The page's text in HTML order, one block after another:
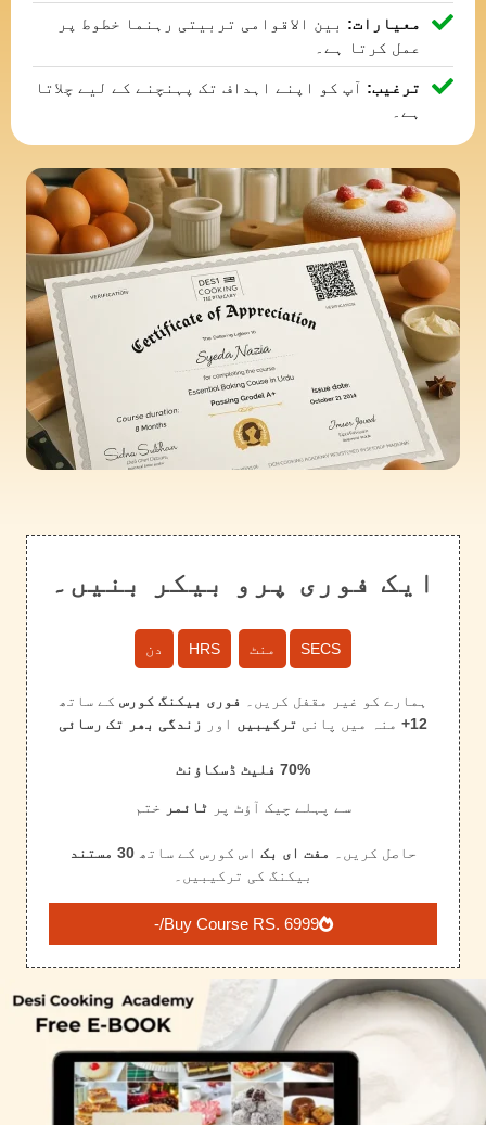
معیارات: بین الاقوامی تربیتی رہنما خطوط پر
عمل کرتا ہے۔
ترغیب: آپ کو اپنے اہداف تک پہنچنے کے لیے چلاتا
ہے۔
ایک فوری پرو بیکر بنیں۔
دن HRS منٹ SECS
ہمارے کو غیر مقفل کریں۔ فوری بیکنگ کورس کے ساتھ
12+
منہ میں پانی ترکیبیں اور زندگی بھر تک رسائی
70% فلیٹ ڈسکاؤنٹ
سے پہلے چیک آؤٹ پر ٹائمر ختم
حاصل کریں۔ مفت ای بک اس کورس کے ساتھ 30 مستند
بیکنگ کی ترکیبیں۔
Buy Course RS. 6999/-